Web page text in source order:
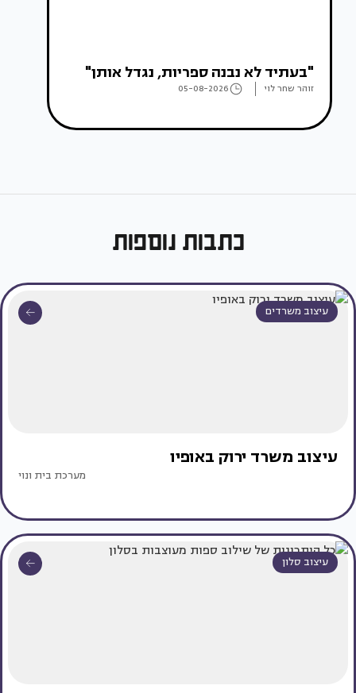
"בעתיד לא נבנה ספריות, נגדל אותן"
זוהר שחר לוי 05-08-2026
כתבות נוספות
עיצוב משרדים
עיצוב משרד ירוק באופיו
מערכת בית ונוי
עיצוב סלון